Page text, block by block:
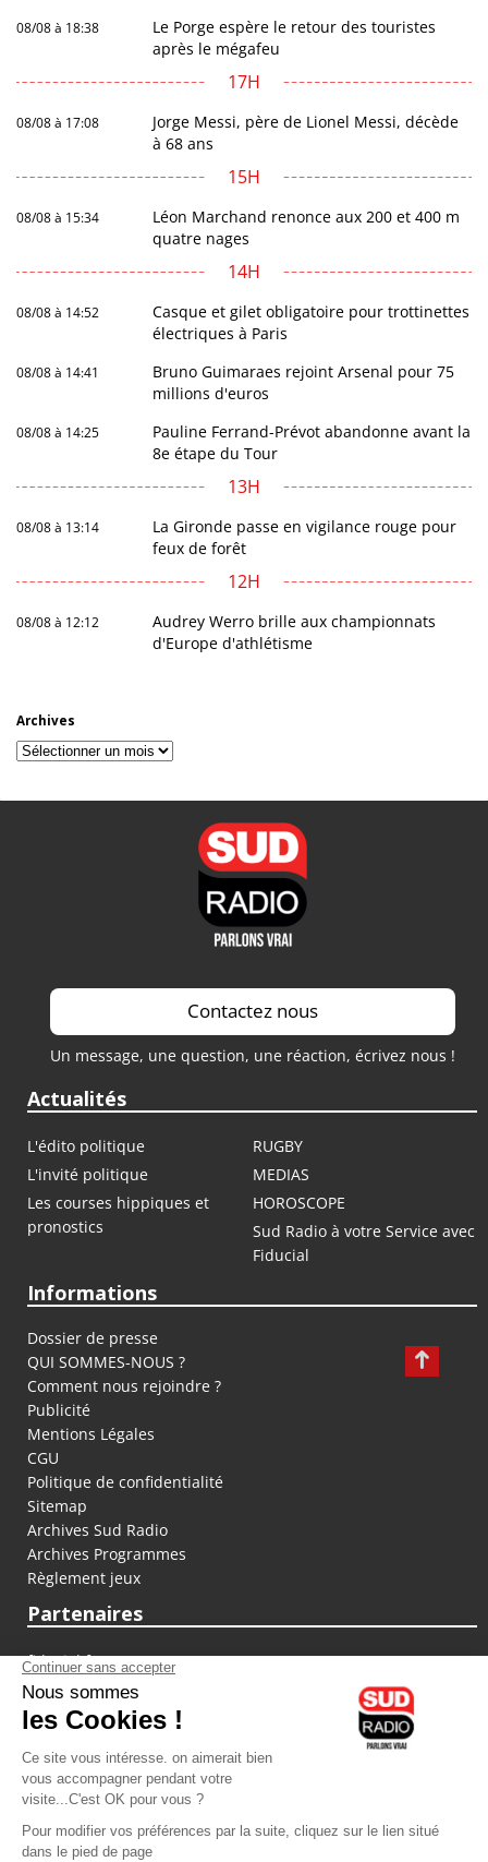
08/08 à 18:38
Le Porge espère le retour des touristes
après le mégafeu
17H
08/08 à 17:08
Jorge Messi, père de Lionel Messi, décède
à 68 ans
15H
08/08 à 15:34
Léon Marchand renonce aux 200 et 400 m
quatre nages
14H
08/08 à 14:52
Casque et gilet obligatoire pour trottinettes
électriques à Paris
08/08 à 14:41
Bruno Guimaraes rejoint Arsenal pour 75
millions d'euros
08/08 à 14:25
Pauline Ferrand-Prévot abandonne avant la
8e étape du Tour
13H
08/08 à 13:14
La Gironde passe en vigilance rouge pour
feux de forêt
12H
08/08 à 12:12
Audrey Werro brille aux championnats
d'Europe d'athlétisme
Archives
Archives
Contactez nous
Un message, une question, une réaction, écrivez nous !
Actualités
L'édito politique
RUGBY
L'invité politique
MEDIAS
Les courses hippiques et
pronostics
HOROSCOPE
Sud Radio à votre Service avec
Fiducial
Informations
Dossier de presse
QUI SOMMES-NOUS ?
Comment nous rejoindre ?
Publicité
Mentions Légales
CGU
Politique de confidentialité
Sitemap
Archives Sud Radio
Archives Programmes
Règlement jeux
Partenaires
fiducial.fr
lyoncapitale.fr
olympique-et-lyonnais.com
L'application Iphone / Android
Téléchargez l'application